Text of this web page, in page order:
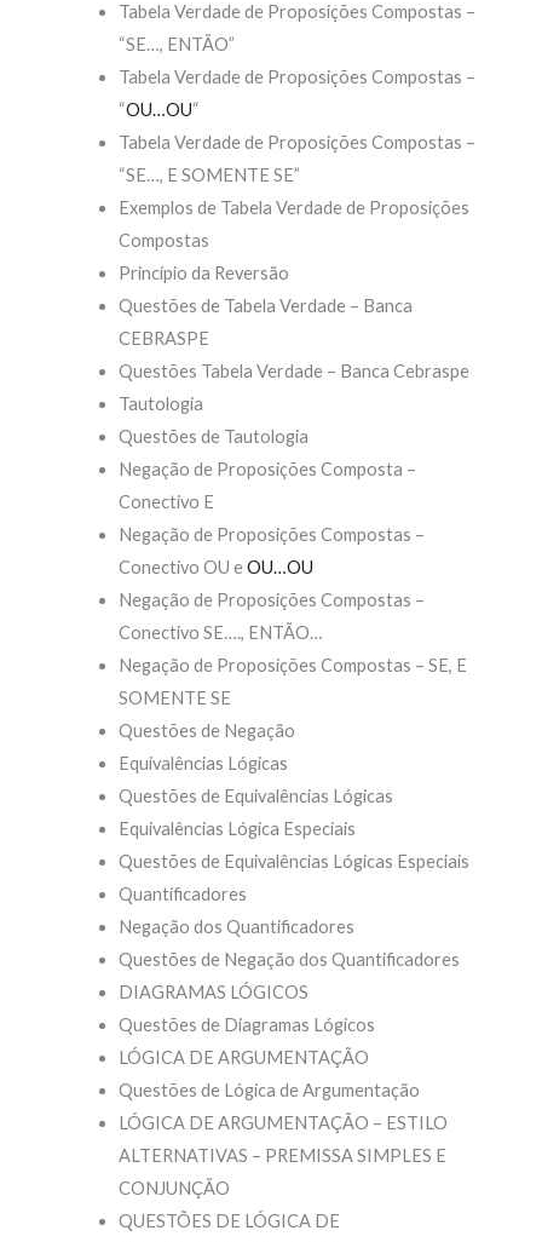
Tabela Verdade de Proposições Compostas –
“SE…, ENTÃO”
Tabela Verdade de Proposições Compostas –
“OU…OU“
Tabela Verdade de Proposições Compostas –
“SE…, E SOMENTE SE”
Exemplos de Tabela Verdade de Proposições
Compostas
Princípio da Reversão
Questões de Tabela Verdade – Banca
CEBRASPE
Questões Tabela Verdade – Banca Cebraspe
Tautologia
Questões de Tautologia
Negação de Proposições Composta –
Conectivo E
Negação de Proposições Compostas –
Conectivo OU eOU…OU
Negação de Proposições Compostas –
Conectivo SE…., ENTÃO…
Negação de Proposições Compostas – SE, E
SOMENTE SE
Questões de Negação
Equivalências Lógicas
Questões de Equivalências Lógicas
Equivalências Lógica Especiais
Questões de Equivalências Lógicas Especiais
Quantificadores
Negação dos Quantificadores
Questões de Negação dos Quantificadores
DIAGRAMAS LÓGICOS
Questões de Diagramas Lógicos
LÓGICA DE ARGUMENTAÇÃO
Questões de Lógica de Argumentação
LÓGICA DE ARGUMENTAÇÃO – ESTILO
ALTERNATIVAS – PREMISSA SIMPLES E
CONJUNÇÃO
QUESTÕES DE LÓGICA DE